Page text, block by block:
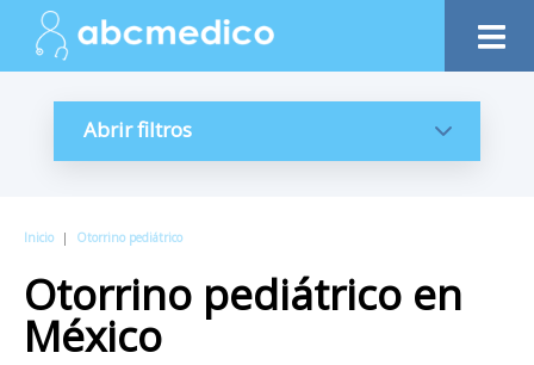
Abrir filtros
Inicio | Otorrino pediátrico
Otorrino pediátrico en
México